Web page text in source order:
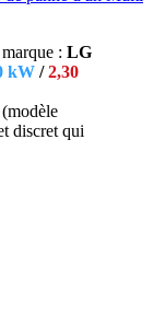
: LG
kW /2,30
discret qui